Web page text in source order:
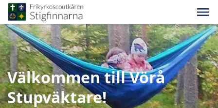
Välkommen till Vörå
Stupväktare!